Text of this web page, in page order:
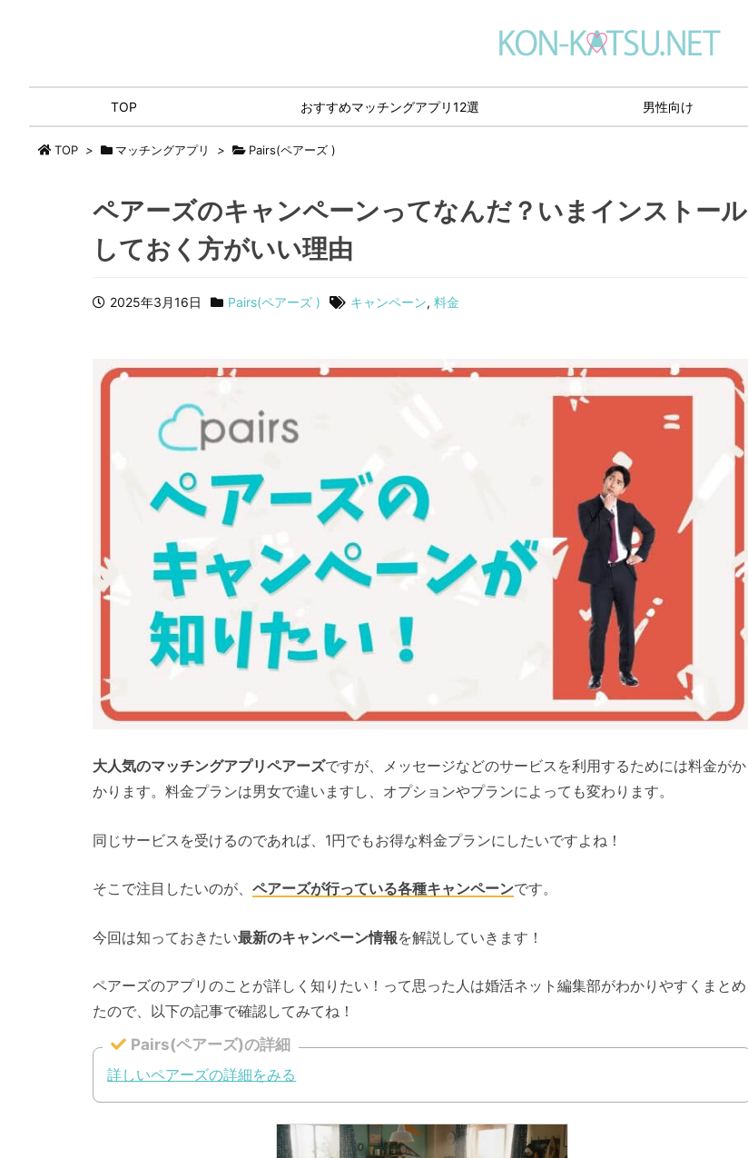
TOP おすすめマッチングアプリ12選 男性向け
TOP > マッチングアプリ > Pairs(ペアーズ )
ペアーズのキャンペーンってなんだ？いまインストール
しておく方がいい理由
2025年3月16日 Pairs(ペアーズ ) キャンペーン, 料金
大人気のマッチングアプリペアーズですが、メッセージなどのサービスを利用するためには料金がか
かります。料金プランは男女で違いますし、オプションやプランによっても変わります。
同じサービスを受けるのであれば、1円でもお得な料金プランにしたいですよね！
そこで注目したいのが、 ペアーズが行っている各種キャンペーンです。
今回は知っておきたい最新のキャンペーン情報を解説していきます！
ペアーズのアプリのことが詳しく知りたい！って思った人は婚活ネット編集部がわかりやすくまとめ
たので、以下の記事で確認してみてね！
Pairs(ペアーズ)の詳細
詳しいペアーズの詳細をみる